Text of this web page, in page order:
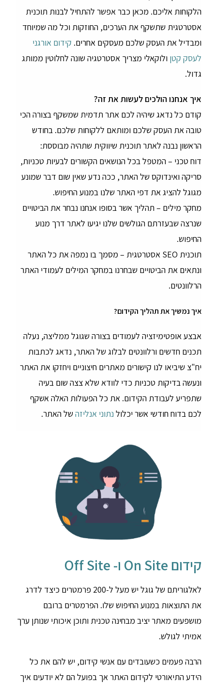
הלקוחות אליכם. מכאן כבר אפשר להתחיל לבנות תוכנית
אסטרטגית שתשקף את הערכים, החוזקות וכל מה שמיוחד
ומבדיל את העסק שלכם מעסקים אחרים. קידום אורגני
לעסק קטן ולוקאלי מצריך אסטרטגיה שונה לחלוטין ממותג
גדול.
איך אנחנו הולכים לעשות את זה?
קודם כל נדאג שיהיה לכם אתר תדמית שמשקף בצורה הכי
טובה את העסק שלכם ומותאם ללקוחות שלכם. בחודש
הראשון נבנה לאתר תוכנית שיווקית שתהיה מבוססת:
דוח טכני – המטפל בכל הנושאים הקשורים לבעיות טכניות,
סריקה ואינדוקס של האתר, ככה נדע שאין שום דבר שמונע
מגוגל להציג את דפי האתר שלנו במנוע החיפוש.
מחקר מילים – תהליך אשר בסופו אנחנו נבחר את הביטויים
שנרצה שבעזרתם הגולשים שלנו יגיעו לאתר דרך מנוע
החיפוש.
תוכנית SEO אסטרטגית – מסמך בו נמפה את כל האתר
ונתאים את הביטויים שבחרנו במחקר המילים לעמודי האתר
הרלוונטים.
איך נמשיך את תהליך הקידום?
אבצע אופטימיזציה לעמודים בצורה שגוגל ממליצה, נעלה
תכנים חדשים ורלוונטים לבלוג של האתר, נדאג לכתבות
יח"צ שיביאו לנו קישורים מאתרים חיצוניים ויחזקו את האתר
ונעשה בדיקות טכניות כדי לוודא שלא צצה שום בעיה
שתפריע לעבודת הקידום. את כל הפעולות האלה אשקף
לכם בדוח חודשי אשר יכלול נתוני אנליזהשל האתר.
קידום On Site ו- Off Site
לאלגוריתם של גוגל יש מעל ל-200 פרמטרים כיצד לדרג
את התוצאות במנוע החיפוש שלו. הפרמטרים ברובם
מושפעים מאתר יציב מבחינה טכנית ותוכן איכותי שנותן ערך
אמיתי לגולש.
הרבה פעמים כשעובדים עם אנשי קידום, יש להם את כל
הידע התיאורטי לקידום האתר אך בפועל הם לא יודעים איך